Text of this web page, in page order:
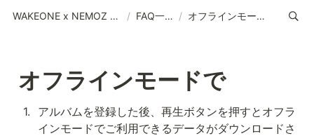
WAKEONE x NEMOZ (JP) / FAQ一覧 / オフラインモードで
オフラインモードで
1.
アルバムを登録した後、再生ボタンを押すとオフラ
インモードでご利用できるデータがダウンロードさ